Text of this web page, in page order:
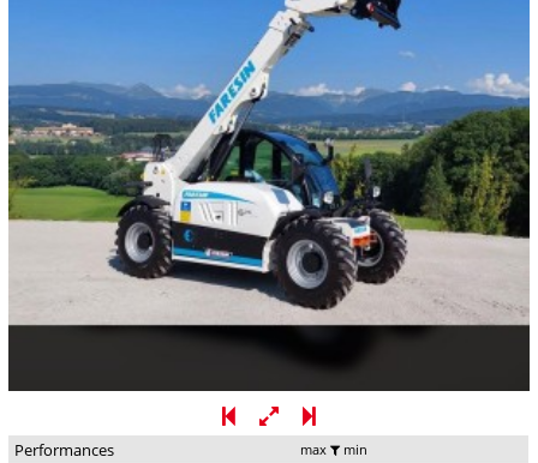
Performances max min